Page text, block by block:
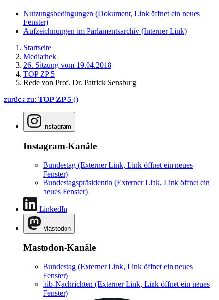
Nutzungsbedingungen (Dokument, Link öffnet ein neues
Fenster)
Aufzeichnungen im Parlamentsarchiv (Interner Link)
Startseite
Mediathek
26. Sitzung vom 19.04.2018
TOP ZP 5
Rede von Prof. Dr. Patrick Sensburg
zurück zu: TOP ZP 5 ()
Instagram
Instagram-Kanäle
Bundestag (Externer Link, Link öffnet ein neues
Fenster)
Bundestagspräsidentin (Externer Link, Link öffnet ein
neues Fenster)
LinkedIn
Mastodon
Mastodon-Kanäle
Bundestag (Externer Link, Link öffnet ein neues
Fenster)
hib-Nachrichten (Externer Link, Link öffnet ein neues
Fenster)